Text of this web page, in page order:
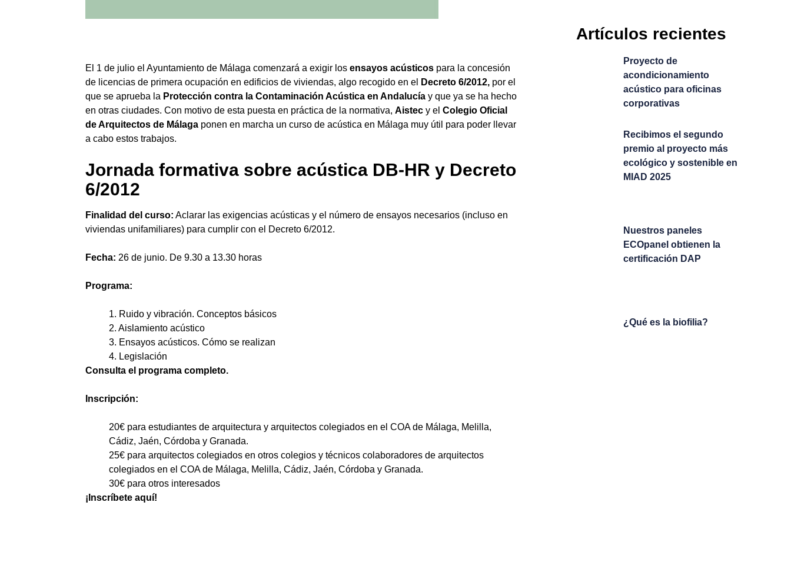
El 1 de julio el Ayuntamiento de Málaga comenzará a exigir losensayos acústicos para la concesión
de licencias de primera ocupación en edificios de viviendas, algo recogido en el
Decreto 6/2012, por el
que se aprueba la Protección contra la Contaminación Acústica en Andalucía y que ya se ha hecho
en otras ciudades. Con motivo de esta puesta en práctica de la normativa,Aistec y elColegio Oficial
de Arquitectos de Málaga ponen en marcha un curso de acústica en Málaga muy útil para poder llevar
a cabo estos trabajos.
Jornada formativa sobre acústica DB-HR y Decreto
6/2012
Finalidad del curso: Aclarar las exigencias acústicas y el número de ensayos necesarios (incluso en
viviendas unifamiliares) para cumplir con el Decreto 6/2012.
Fecha: 26 de junio. De 9.30 a 13.30 horas
Programa:
1. Ruido y vibración. Conceptos básicos
2. Aislamiento acústico
3. Ensayos acústicos. Cómo se realizan
4. Legislación
Consulta el programa completo.
Inscripción:
20€ para estudiantes de arquitectura y arquitectos colegiados en el COA de Málaga, Melilla,
Cádiz, Jaén, Córdoba y Granada.
25€ para arquitectos colegiados en otros colegios y técnicos colaboradores de arquitectos
colegiados en el COA de Málaga, Melilla, Cádiz, Jaén, Córdoba y Granada.
30€ para otros interesados
¡ Inscríbete aquí!
Artículos recientes
Proyecto de
acondicionamiento
acústico para oficinas
corporativas
Recibimos el segundo
premio al proyecto más
ecológico y sostenible en
MIAD 2025
Nuestros paneles
ECOpanel obtienen la
certificación DAP
¿Qué es la biofilia?